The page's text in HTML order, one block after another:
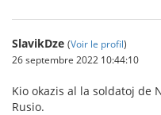
SlavikDze (Voir le profil)
26 septembre 2022 10:44:10
Kio okazis al la soldatoj de
Rusio.